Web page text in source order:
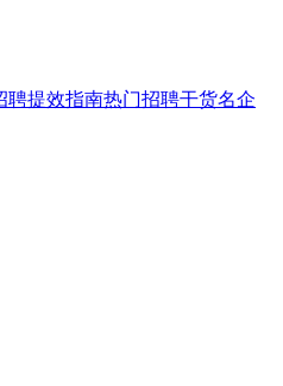
聘提效指南热门招聘干货名企